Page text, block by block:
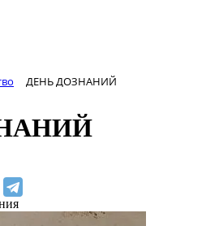
ДЕНЬ ДОЗНАНИЙ